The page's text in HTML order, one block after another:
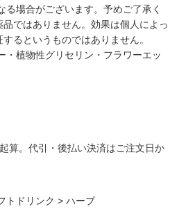
場合がございます。予めご了承く
ではありません。効果は個人によっ
るというものではありません。
・植物性グリセリン・フラワーエッ
算。代引・後払い決済はご注文日か
トドリンク >ハーブ